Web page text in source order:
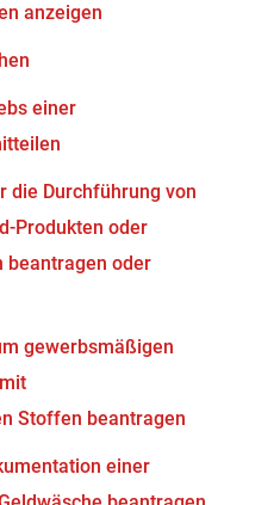
anzeigen
einer
die Durchführung von
Produkten oder
beantragen oder
gewerbsmäßigen
Stoffen beantragen
einer